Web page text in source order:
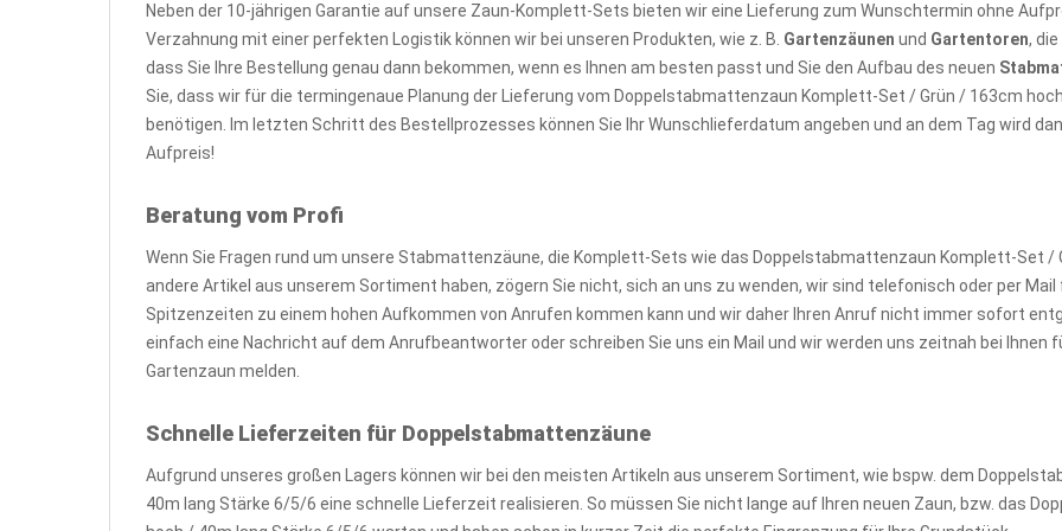
Neben der 10-jährigen Garantie auf unsere Zaun-Komplett-Sets bieten wir eine Lieferung zum Wunschtermin ohne
Verzahnung mit einer perfekten Logistik können wir bei unseren Produkten, wie z. B. Gartenzäunen und Gartentoren,
dass Sie Ihre Bestellung genau dann bekommen, wenn es Ihnen am besten passt und Sie den Aufbau des neuen
Sie, dass wir für die termingenaue Planung der Lieferung vom Doppelstabmattenzaun Komplett-Set / Grün / 163cm
benötigen. Im letzten Schritt des Bestellprozesses können Sie Ihr Wunschlieferdatum angeben und an dem Tag wird
Aufpreis!
Beratung vom Profi
Wenn Sie Fragen rund um unsere Stabmattenzäune, die Komplett-Sets wie das Doppelstabmattenzaun Komplett-Set
andere Artikel aus unserem Sortiment haben, zögern Sie nicht, sich an uns zu wenden, wir sind telefonisch oder per
Spitzenzeiten zu einem hohen Aufkommen von Anrufen kommen kann und wir daher Ihren Anruf nicht immer sofort
einfach eine Nachricht auf dem Anrufbeantworter oder schreiben Sie uns ein Mail und wir werden uns zeitnah bei Ihnen
Gartenzaun melden.
Schnelle Lieferzeiten für Doppelstabmattenzäune
Aufgrund unseres großen Lagers können wir bei den meisten Artikeln aus unserem Sortiment, wie bspw. dem
40m lang Stärke 6/5/6 eine schnelle Lieferzeit realisieren. So müssen Sie nicht lange auf Ihren neuen Zaun, bzw. das